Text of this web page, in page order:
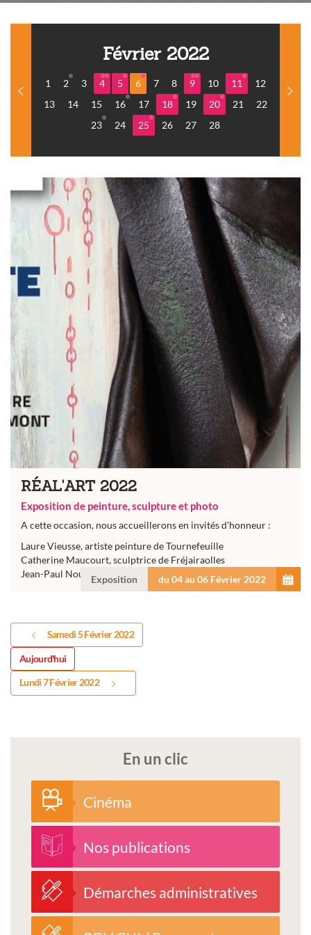
Février 2022
1 2 3 4 5 6 7 8 9 10 11
12
13
14 15 16 17 18 19 20 21
22
23
24 25 26 27 28
RÉAL'ART 2022
Exposition de peinture, sculpture et photo
A cette occasion, nous accueillerons en invités d'honneur :
Laure Vieusse, artiste peinture de Tournefeuille
Catherine Maucourt, sculptrice de Fréjairaolles
Jean-Paul Nouvel, photographe de...
Exposition du 04 au 06 Février 2022
Samedi 5 Février 2022
Aujourd'hui
Lundi 7 Février 2022
En un clic
Cinéma
Nos publications
Démarches administratives